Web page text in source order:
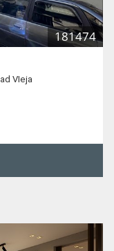
181474
VIeja